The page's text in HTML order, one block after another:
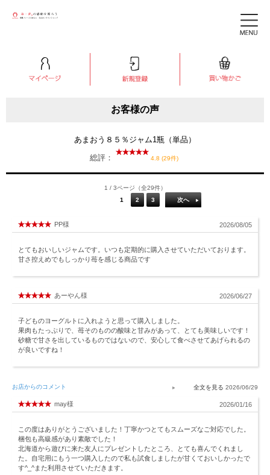
お客様の声
あまおう８５％ジャム1瓶（単品）
総評：
4.8 (29件)
1 / 3ページ（全29件）
1
2 3 次へ
PP様 2026/08/05
とてもおいしいジャムです。いつも定期的に購入させていただいております。
甘さ控えめでもしっかり苺を感じる商品です
あーやん様 2026/06/27
子どものヨーグルトに入れようと思って購入しました。
果肉もたっぷりで、苺そのものの酸味と甘みがあって、とても美味しいです！
砂糖で甘さを出しているものではないので、安心して食べさせてあげられるの
が良いですね！
お店からのコメント 2026/06/29
may様 2026/01/16
この度はありがとうございました！丁寧かつとてもスムーズなご対応でした。
梱包も高級感があり素敵でした！
北海道から遊びに来た友人にプレゼントしたところ、とても喜んでくれまし
た。自宅用にもう一つ購入したので私も試食しましたが甘くておいしかったで
す^_^また利用させていただきます。